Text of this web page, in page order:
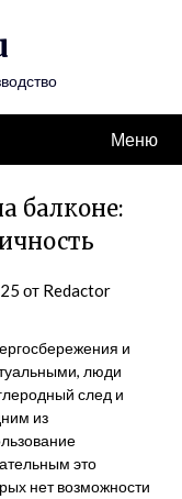
Меню
балконе:
от Redactor
и
люди
след и
из
это
нет возможности